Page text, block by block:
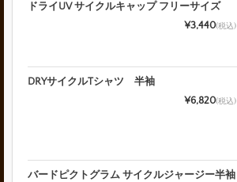
ドライUV サイクルキャップ フリーサイズ
¥3,440(税込)
DRYサイクルTシャツ 半袖
¥6,820(税込)
バードピクトグラム サイクルジャージー半袖